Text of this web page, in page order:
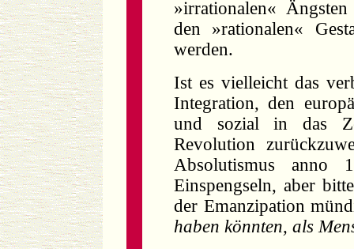
»irrationalen«
den »rationalen«
werden.
Ist es vielleicht das
Integration, den
und sozial in das
Revolution
Absolutismus anno
Einspengseln, aber
der Emanzipation
haben könnten, als